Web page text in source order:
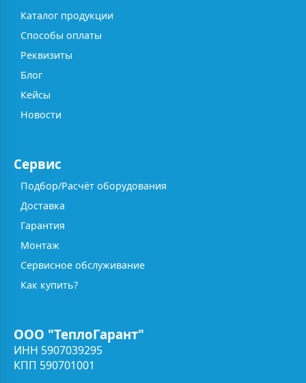
Каталог продукции
Способы оплаты
Реквизиты
Блог
Кейсы
Новости
Сервис
Подбор/Расчёт оборудования
Доставка
Гарантия
Монтаж
Сервисное обслуживание
Как купить?
ООО "ТеплоГарант"
ИНН 5907039295
КПП 590701001